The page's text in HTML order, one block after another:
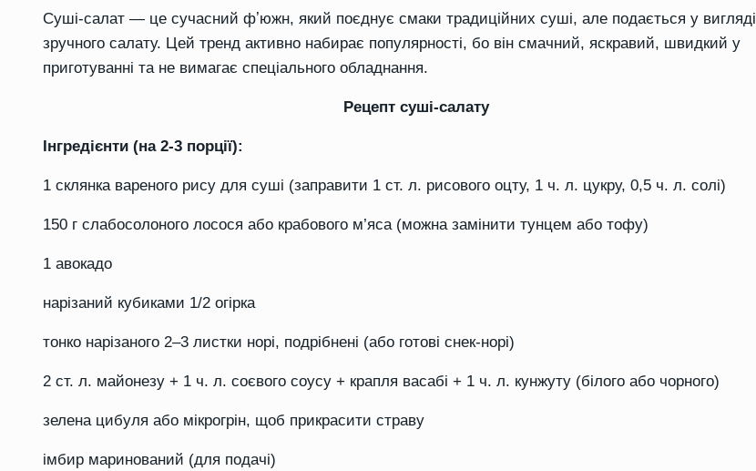
Суші-салат — це сучасний фʼюжн, який поєднує смаки традиційних суші, але подається у вигляді
зручного салату. Цей тренд активно набирає популярності, бо він смачний, яскравий, швидкий у
приготуванні та не вимагає спеціального обладнання.
Рецепт суші-салату
Інгредієнти (на 2-3 порції):
1 склянка вареного рису для суші (заправити 1 ст. л. рисового оцту, 1 ч. л. цукру, 0,5 ч. л. солі)
150 г слабосолоного лосося або крабового м’яса (можна замінити тунцем або тофу)
1 авокадо
нарізаний кубиками 1/2 огірка
тонко нарізаного 2–3 листки норі, подрібнені (або готові снек-норі)
2 ст. л. майонезу + 1 ч. л. соєвого соусу + крапля васабі + 1 ч. л. кунжуту (білого або чорного)
зелена цибуля або мікрогрін, щоб прикрасити страву
імбир маринований (для подачі)